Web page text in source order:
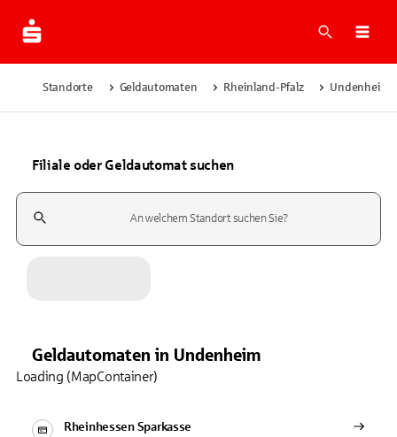
Suche
Standorte Geldautomaten Rheinland-Pfalz Undenheim
Filiale oder Geldautomat suchen
Suchfeld
Geldautomaten in Undenheim
Rheinhessen Sparkasse
Loading (MapContainer)